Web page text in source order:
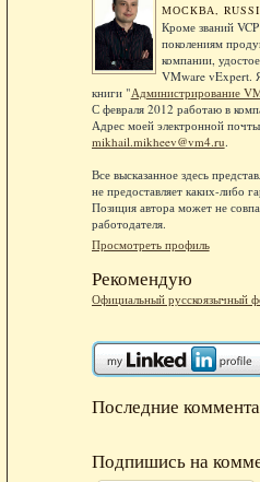
МОСКВА,
Кроме званий
поколениям
компании,
VMware vExpert.
книги "Администрирование
С февраля 2012 работаю в
Адрес моей электронной почты
mikhail.mikheev@vm4.ru.
Все высказанное здесь
не предоставляет каких-либо
Позиция автора может не
работодателя.
Просмотреть профиль
Рекомендую
Официальный русскоязычный
Последние
Подпишись на